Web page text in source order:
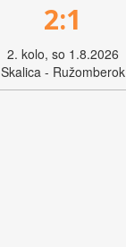
2:1
2. kolo, so 1.8.2026
Skalica - Ružomberok